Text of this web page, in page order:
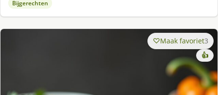
Bijgerechten
Maak favoriet3
👍